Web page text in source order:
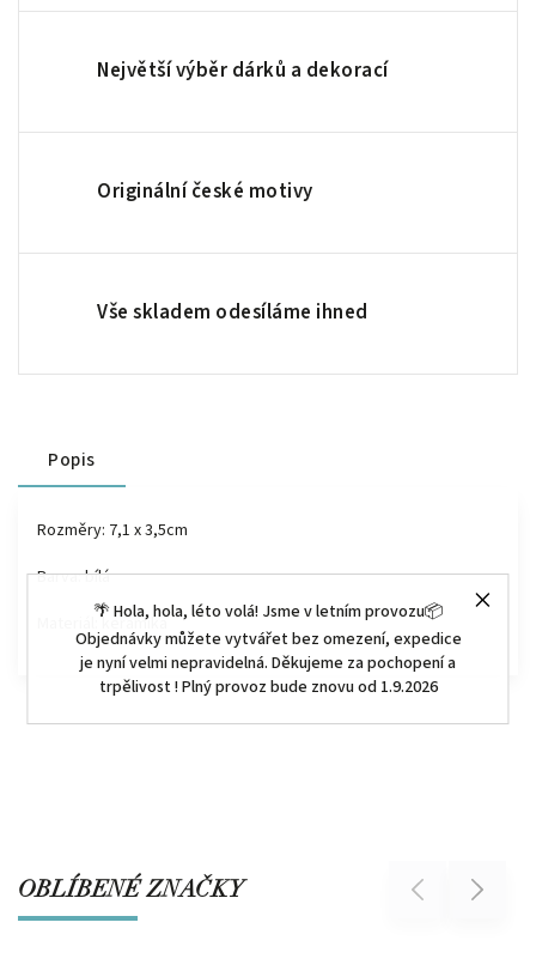
🌴 Hola, hola, léto volá! Jsme v letním provozu📦
Objednávky můžete vytvářet bez omezení, expedice
je nyní velmi nepravidelná. Děkujeme za pochopení a
trpělivost ! Plný provoz bude znovu od 1.9.2026
Největší výběr dárků a dekorací
Originální české motivy
Vše skladem odesíláme ihned
Popis
Rozměry: 7,1 x 3,5cm
Barva: bílá
Materiál: keramika
OBLÍBENÉ ZNAČKY Previous Next